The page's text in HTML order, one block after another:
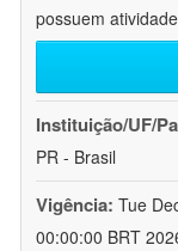
possuem atividade
Instituição/UF/
PR - Brasil
Vigência: Tue
00:00:00 BRT